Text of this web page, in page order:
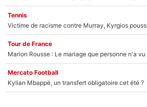
Tennis
Tour de France
Marion Rousse : Le mariage que personne n'a vu
Mercato Football
Kylian Mbappé, un transfert obligatoire cet été ?